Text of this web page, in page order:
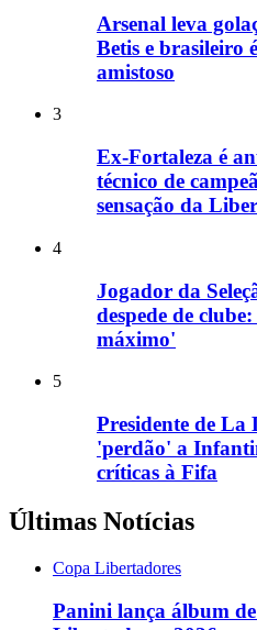
Arsenal leva
Betis e brasileiro
amistoso
3
Ex-Fortaleza é
técnico de
sensação da
4
Jogador da
despede de
máximo'
5
Presidente de La
'perdão' a
críticas à Fifa
Últimas Notícias
Copa Libertadores
Panini lança álbum